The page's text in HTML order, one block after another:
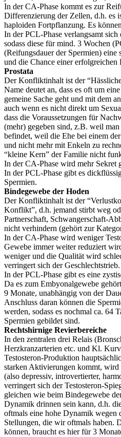
In der CA-Phase kommt es zur
Differenzierung der Zellen, d.h. es
haploiden Fortpflanzung. Es
In der PCL-Phase verlangsamt
sodass diese für mind. 3 Wochen
(Reifungsdauer der Spermien) eine
und die Chance einer
Prostata
Der Konfliktinhalt ist der
Name deutet an, dass es oft um
gemeine Sache geht und mit dem
auch wenn es nicht direkt um
dass die Voraussetzungen für
(mehr) gegeben sind, z.B. weil
befindet, weil die Ehe bei einem
und nicht mehr mit Enkeln zu
“kleine Kern” der Familie nicht
In der CA-Phase wird mehr Sekret
In der PCL-Phase gibt es
Spermien.
Bindegewebe der Hoden
Der Konfliktinhalt ist der
Konflikt”, d.h. jemand stirbt weg
Partnerschaft, Schwangerschaft-
nicht verhindern (gehört zur
In der CA-Phase wird weniger
Gewebe immer weiter reduziert
weniger und die Qualität wird
verringert sich der Geschlechtstrieb.
In der PCL-Phase gibt es eine
Da es zum Embyonalgewebe
9 Monate, unabhängig von der
Anschluss daran können die
werden, sodass es nochmal ca. 64
Spermien gebildet sind.
Rechtshirnige Revierbereiche
In den zentralen drei Relais
Herzkranzarterien etc. und Kl.
Testosteron-Produktion
starken Aktivierungen kommt, wird
(also depressiv, introvertierter,
verringert sich der Testosteron-
gleichen wie beim Bindegewebe
Dynamik drinnen sein kann, d.h.
oftmals eine hohe Dynamik wegen
Stellungen, die wir oftmals haben.
können, braucht es hier für 3